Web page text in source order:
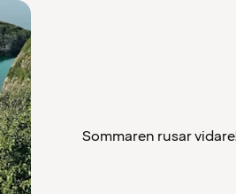
Sommaren rusar